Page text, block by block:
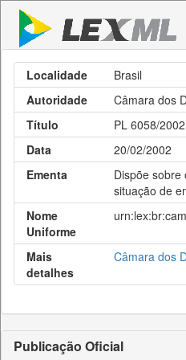
Localidade
Brasil
Autoridade
Câmara dos
Título
PL 6058/2002
Data
20/02/2002
Ementa
Dispõe
situação de
Nome
Uniforme
Mais
detalhes
Câmara dos
Publicação Oficial